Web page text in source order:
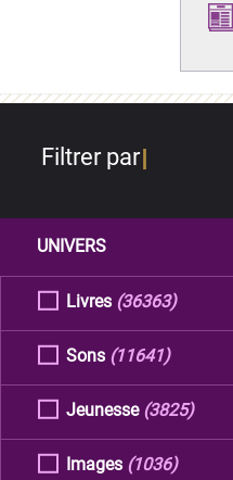
Filtrer par
UNIVERS
Livres (36363)
Sons (11641)
Jeunesse (3825)
Images (1036)